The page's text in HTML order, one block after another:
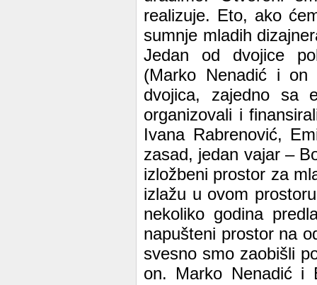
realizuje. Eto, ako
sumnje mladih
Jedan od dvojice
(Marko Nenadić i on
dvojica, zajedno sa
organizovali i
Ivana Rabrenović,
zasad, jedan vajar –
izložbeni prostor za
izlažu u ovom
nekoliko godina
napušteni prostor na
svesno smo zaobišli
on. Marko Nenadić i